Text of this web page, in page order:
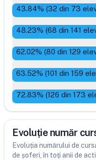
43.84% (32 din 73
48.23% (68 din 141
62.02% (80 din 129
63.52% (101 din 159
72.83% (126 din 173
Evoluție număr
Evoluția numărului de
de șoferi, în toți anii de